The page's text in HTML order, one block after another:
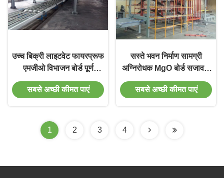
उच्च बिक्री लाइटवेट फायरप्रूफ
एमजीओ विभाजन बोर्ड पूर्ण
उत्पादन लाइन
सबसे अच्छी कीमत पाएं
सस्ते भवन निर्माण सामग्री
अग्निरोधक MgO बोर्ड सजावटी
के लिए मशीन बनाओ
सबसे अच्छी कीमत पाएं
1 2 3 4